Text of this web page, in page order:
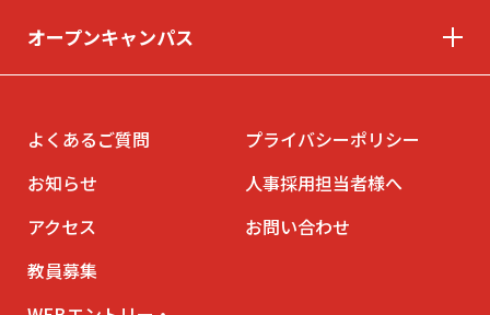
オープンキャンパス
よくあるご質問
お知らせ
アクセス
教員募集
プライバシーポリシー
人事採用担当者様へ
お問い合わせ